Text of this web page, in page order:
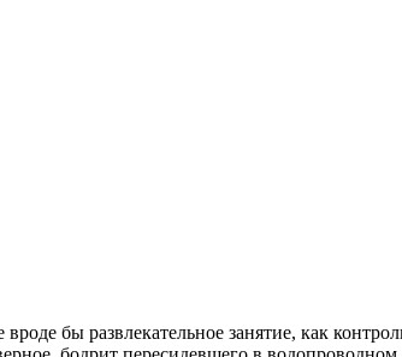
бы развлекательное занятие, как